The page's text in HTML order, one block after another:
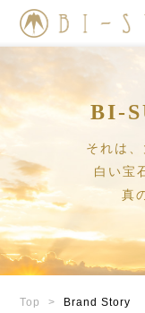
BI-
それは
白い宝
真
Top > Brand Story